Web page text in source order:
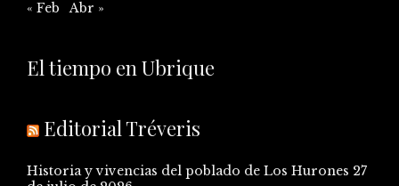
« Feb Abr »
El tiempo en Ubrique
Editorial Tréveris
Historia y vivencias del poblado de Los Hurones 27